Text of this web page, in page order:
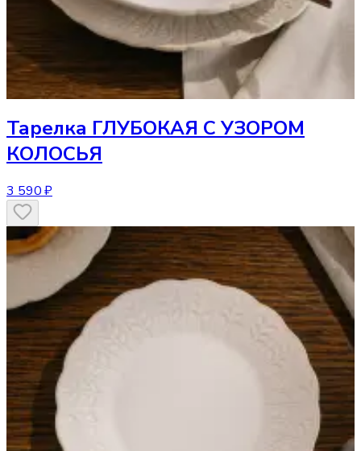
Тарелка ГЛУБОКАЯ С УЗОРОМ
КОЛОСЬЯ
3 590 ₽